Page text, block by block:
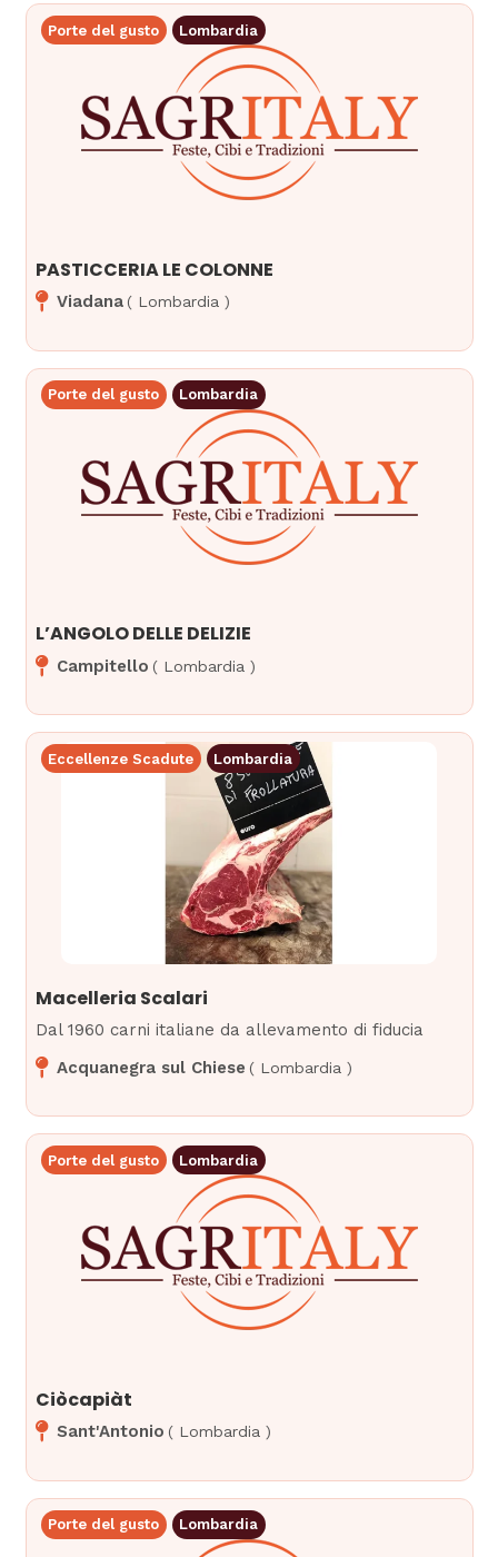
Porte del gusto Lombardia
PASTICCERIA LE COLONNE
Viadana ( Lombardia )
Porte del gusto Lombardia
L’ANGOLO DELLE DELIZIE
Campitello ( Lombardia )
Eccellenze Scadute Lombardia
Macelleria Scalari
Dal 1960 carni italiane da allevamento di fiducia
Acquanegra sul Chiese ( Lombardia )
Porte del gusto Lombardia
Ciòcapiàt
Sant'Antonio ( Lombardia )
Porte del gusto Lombardia